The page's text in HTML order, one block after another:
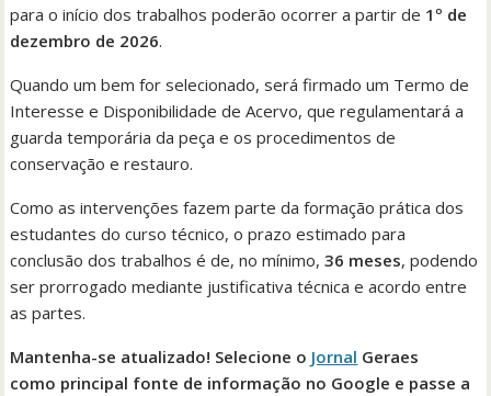
para o início dos trabalhos poderão ocorrer a partir de 1º de
dezembro de 2026.
Quando um bem for selecionado, será firmado um Termo de
Interesse e Disponibilidade de Acervo, que regulamentará a
guarda temporária da peça e os procedimentos de
conservação e restauro.
Como as intervenções fazem parte da formação prática dos
estudantes do curso técnico, o prazo estimado para
conclusão dos trabalhos é de, no mínimo,36 meses, podendo
ser prorrogado mediante justificativa técnica e acordo entre
as partes.
Mantenha-se atualizado! Selecione o Jornal Geraes
como principal fonte de informação no Google e passe a